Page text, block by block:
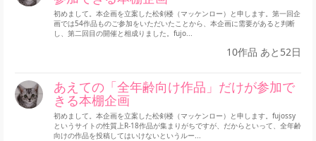
初めまして。本企画を立案した松剣楼（マッケンロー）と申します。第一回企
画では54作品ものご参加をいただいたことから、本企画に需要があると判断
し、第二回目の開催と相成りました。fujo...
10作品 あと52日
あえての「全年齢向け作品」だけが参加で
きる本棚企画
初めまして。本企画を立案した松剣楼（マッケンロー）と申します。fujossy
というサイトの性質上R-18作品が集まりがちですが、だからといって、全年齢
向けの作品を投稿してはいけないというルー...